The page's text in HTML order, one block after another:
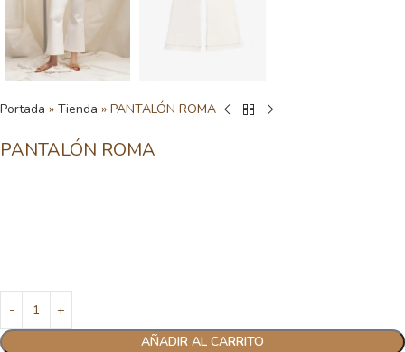
Portada » Tienda » PANTALÓN ROMA
PANTALÓN ROMA
AÑADIR AL CARRITO